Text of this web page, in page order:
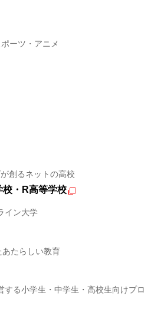
ーツ・アニメ
創るネットの高校
校・R高等学校
イン大学
たらしい教育
する小学生・中学生・高校生向けプロ